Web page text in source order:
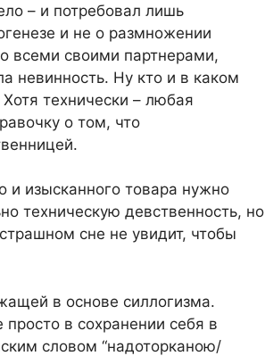
– и потребовал лишь
и не о размножении
всеми своими партнерами,
невинность. Ну кто и в каком
технически – любая
о том, что
и изысканного товара нужно
техническую девственность, но
сне не увидит, чтобы
в основе силлогизма.
в сохранении себя в
словом “надоторканою/